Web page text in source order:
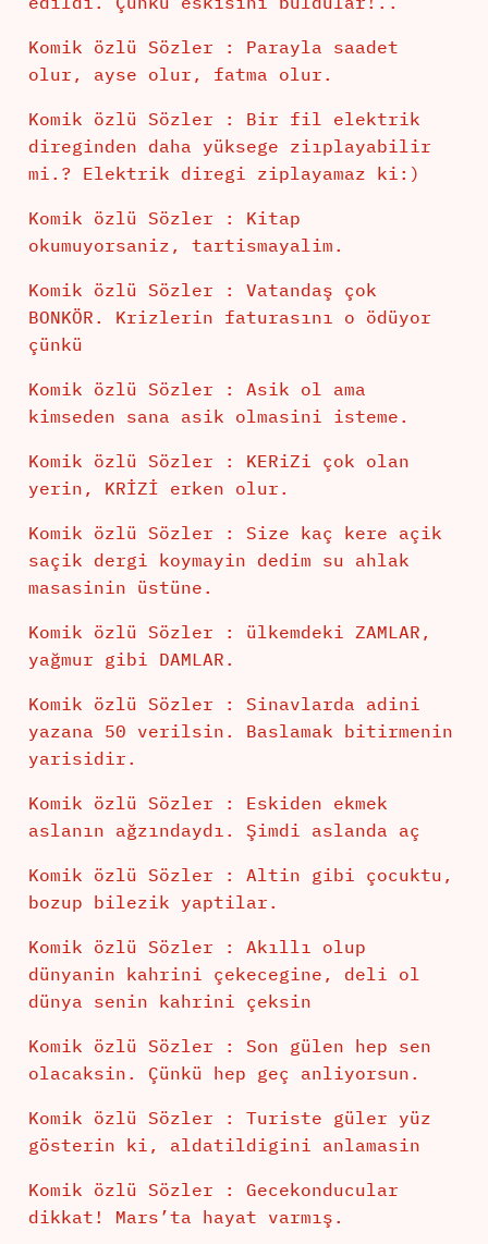
Komik özlü Sözler : Parayla saadet
olur, ayse olur, fatma olur.
Komik özlü Sözler : Bir fil elektrik
direginden daha yüksege ziıplayabilir
mi.? Elektrik diregi ziplayamaz ki:)
Komik özlü Sözler : Kitap
okumuyorsaniz, tartismayalim.
Komik özlü Sözler : Vatandaş çok
BONKÖR. Krizlerin faturasını o ödüyor
çünkü
Komik özlü Sözler : Asik ol ama
kimseden sana asik olmasini isteme.
Komik özlü Sözler : KERiZi çok olan
yerin, KRİZİ erken olur.
Komik özlü Sözler : Size kaç kere açik
saçik dergi koymayin dedim su ahlak
masasinin üstüne.
Komik özlü Sözler : ülkemdeki ZAMLAR,
yağmur gibi DAMLAR.
Komik özlü Sözler : Sinavlarda adini
yazana 50 verilsin. Baslamak bitirmenin
yarisidir.
Komik özlü Sözler : Eskiden ekmek
aslanın ağzındaydı. Şimdi aslanda aç
Komik özlü Sözler : Altin gibi çocuktu,
bozup bilezik yaptilar.
Komik özlü Sözler : Akıllı olup
dünyanin kahrini çekecegine, deli ol
dünya senin kahrini çeksin
Komik özlü Sözler : Son gülen hep sen
olacaksin. Çünkü hep geç anliyorsun.
Komik özlü Sözler : Turiste güler yüz
gösterin ki, aldatildigini anlamasin
Komik özlü Sözler : Gecekonducular
dikkat! Mars’ta hayat varmış.